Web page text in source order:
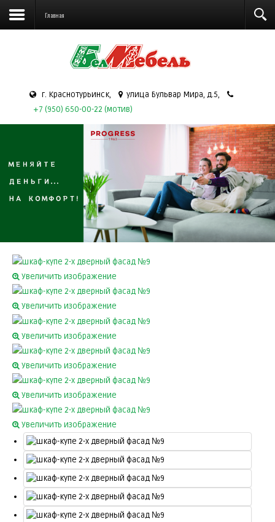
Главная
г. Краснотурьинск,
улица Бульвар Мира, д.5,
+7 (950) 650-00-22 (мотив)
Увеличить изображение
Увеличить изображение
Увеличить изображение
Увеличить изображение
Увеличить изображение
Увеличить изображение